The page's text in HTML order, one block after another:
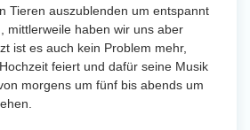
Tieren auszublenden um entspannt
mittlerweile haben wir uns aber
ist es auch kein Problem mehr,
feiert und dafür seine Musik
morgens um fünf bis abends um